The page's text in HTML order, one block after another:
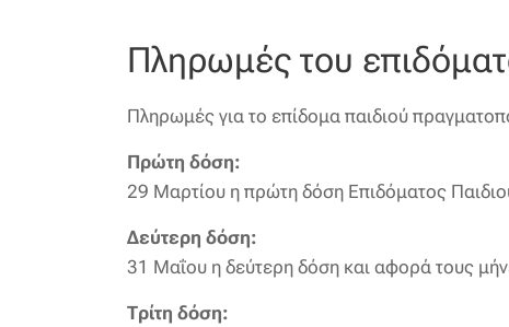
Πληρωμές του
Πληρωμές για το επίδομα παιδιού
Πρώτη δόση:
29 Μαρτίου η πρώτη δόση Επιδόματος
Δεύτερη δόση:
31 Μαΐου η δεύτερη δόση και αφορά τους
Τρίτη δόση: